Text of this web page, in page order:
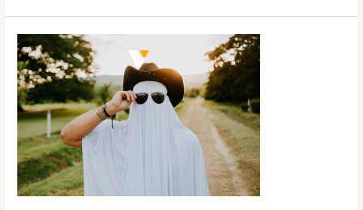
Strategi
Follow
Up
untuk
Klien
“Ghosting”